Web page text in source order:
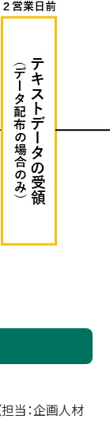
当：企画人材